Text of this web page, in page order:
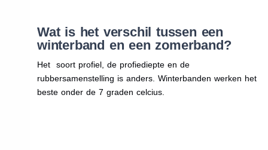
Wat is het verschil tussen een
winterband en een zomerband?
Het soort profiel, de profiediepte en de
rubbersamenstelling is anders. Winterbanden werken het
beste onder de 7 graden celcius.